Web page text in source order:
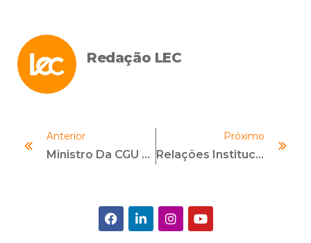
Redação LEC
Anterior
Ministro Da CGU E Especialista Americano Falam Sobre Políticas De Whistleblowers
Próximo
Relações Institucionais E Governamentais Também Em Debate No 7º Congresso Internacional De Compliance